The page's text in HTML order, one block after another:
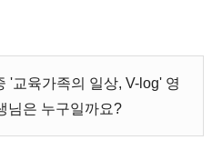
'교육가족의 일상, V-log' 영
님은 누구일까요?